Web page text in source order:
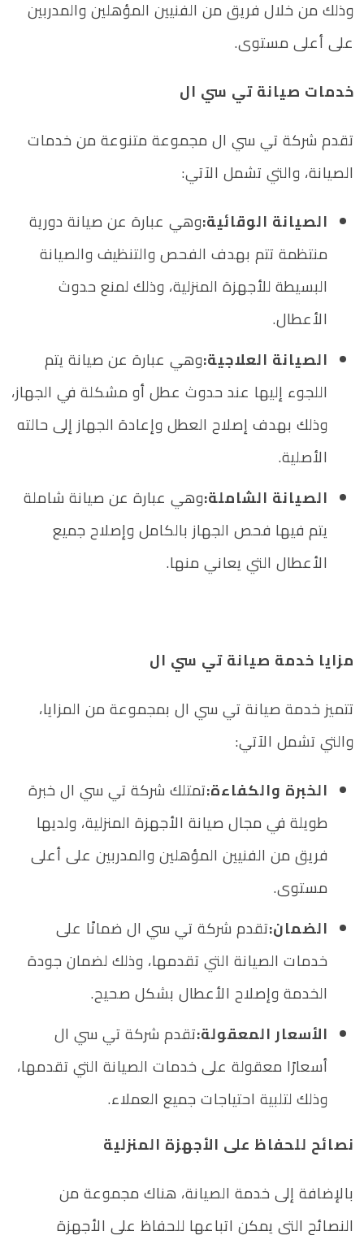
وذلك من خلال فريق من الفنيين المؤهلين والمدربين
على أعلى مستوى.
خدمات صيانة تي سي ال
تقدم شركة تي سي ال مجموعة متنوعة من خدمات
الصيانة، والتي تشمل الآتي:
الصيانة الوقائية:وهي عبارة عن صيانة دورية
منتظمة تتم بهدف الفحص والتنظيف والصيانة
البسيطة للأجهزة المنزلية، وذلك لمنع حدوث
الأعطال.
الصيانة العلاجية:وهي عبارة عن صيانة يتم
اللجوء إليها عند حدوث عطل أو مشكلة في الجهاز،
وذلك بهدف إصلاح العطل وإعادة الجهاز إلى حالته
الأصلية.
الصيانة الشاملة:وهي عبارة عن صيانة شاملة
يتم فيها فحص الجهاز بالكامل وإصلاح جميع
الأعطال التي يعاني منها.
مزايا خدمة صيانة تي سي ال
تتميز خدمة صيانة تي سي ال بمجموعة من المزايا،
والتي تشمل الآتي:
الخبرة والكفاءة:تمتلك شركة تي سي ال خبرة
طويلة في مجال صيانة الأجهزة المنزلية، ولديها
فريق من الفنيين المؤهلين والمدربين على أعلى
مستوى.
الضمان:تقدم شركة تي سي ال ضمانًا على
خدمات الصيانة التي تقدمها، وذلك لضمان جودة
الخدمة وإصلاح الأعطال بشكل صحيح.
الأسعار المعقولة:تقدم شركة تي سي ال
أسعارًا معقولة على خدمات الصيانة التي تقدمها،
وذلك لتلبية احتياجات جميع العملاء.
نصائح للحفاظ على الأجهزة المنزلية
بالإضافة إلى خدمة الصيانة، هناك مجموعة من
النصائح التي يمكن اتباعها للحفاظ على الأجهزة